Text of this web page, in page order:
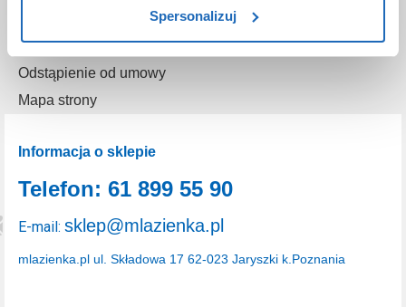
Aby uzyskać więcej informacji na temat plików plików
cookie, kliknij „Ustawienia plików cookie”.
uzyskać więcej informacji na temat plików cookie i tego,
plikach cookie”.
Spersonalizuj
Reklamacje
Odstąpienie od umowy
Mapa strony
Informacja o sklepie
mlazienka.pl ul. Składowa 17 62-023 Jaryszki k.Poznania
Telefon: 61 899 55 90
E-mail: sklep@mlazienka.pl